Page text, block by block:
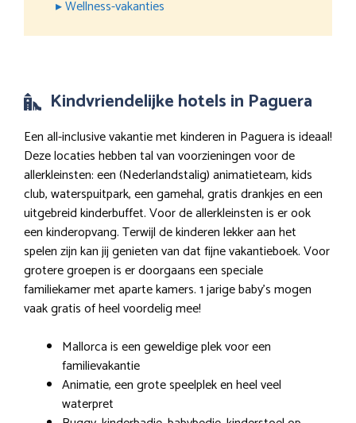
▸ Wellness-vakanties
Kindvriendelijke hotels in Paguera
Een all-inclusive vakantie met kinderen in Paguera is ideaal!
Deze locaties hebben tal van voorzieningen voor de
allerkleinsten: een (Nederlandstalig) animatieteam, kids
club, waterspuitpark, een gamehal, gratis drankjes en een
uitgebreid kinderbuffet. Voor de allerkleinsten is er ook
een kinderopvang. Terwijl de kinderen lekker aan het
spelen zijn kan jij genieten van dat fijne vakantieboek. Voor
grotere groepen is er doorgaans een speciale
familiekamer met aparte kamers. 1 jarige baby’s mogen
vaak gratis of heel voordelig mee!
Mallorca is een geweldige plek voor een
familievakantie
Animatie, een grote speelplek en heel veel
waterpret